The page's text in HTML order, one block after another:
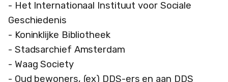
- Het Internationaal Instituut voor Sociale
Geschiedenis
- Koninklijke Bibliotheek
- Stadsarchief Amsterdam
- Waag Society
- Oud bewoners, (ex) DDS-ers en aan DDS